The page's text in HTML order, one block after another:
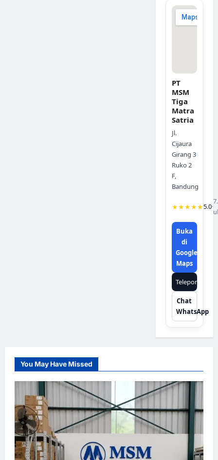
PT
MSM
Tiga
Matra
Satria
Jl.
Cijaura
Girang 3
Ruko 2
F,
Bandung
★★★★★5.0·
Buka
di
Google
Maps
Telepon
Chat
WhatsApp
You May Have Missed